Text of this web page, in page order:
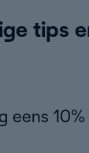
tips
eens